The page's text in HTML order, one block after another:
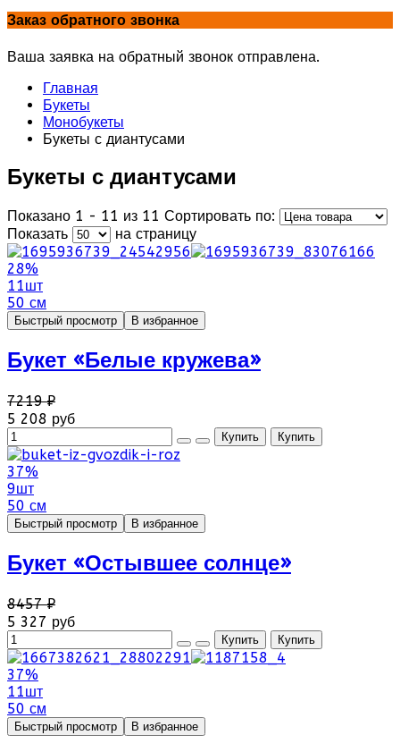
Заказ обратного звонка
Ваша заявка на обратный звонок отправлена.
Главная
Букеты
Монобукеты
Букеты с диантусами
Букеты с диантусами
Показано 1 - 11 из 11 Сортировать по:
Показать
на страницу
28%
11шт
50 см
Быстрый просмотр В избранное
Букет «Белые кружева»
7219 ₽
5 208 руб
37%
9шт
50 см
Быстрый просмотр В избранное
Букет «Остывшее солнце»
8457 ₽
5 327 руб
37%
11шт
50 см
Быстрый просмотр В избранное